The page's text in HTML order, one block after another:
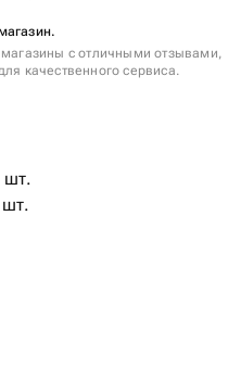
с отличными отзывами,
качественного сервиса.
шт.